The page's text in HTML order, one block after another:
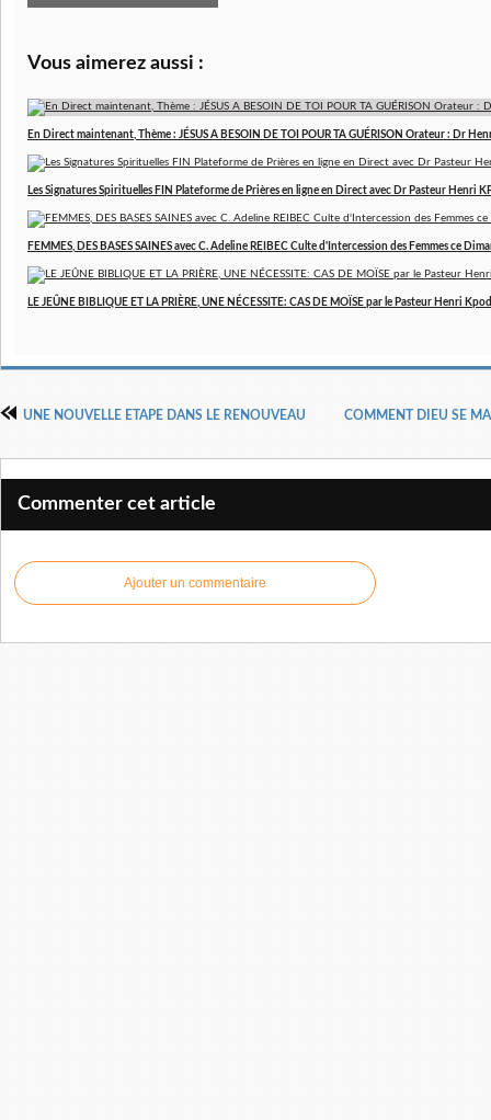
Vous aimerez aussi :
En Direct maintenant, Thème : JÉSUS A BESOIN DE TOI POUR TA GUÉRISON Orateur : Dr
Les Signatures Spirituelles FIN Plateforme de Prières en ligne en Direct avec Dr Pasteur Henri
FEMMES, DES BASES SAINES avec C. Adeline REIBEC Culte d'Intercession des Femmes ce
LE JEÛNE BIBLIQUE ET LA PRIÈRE, UNE NÉCESSITE: CAS DE MOÏSE par le Pasteur Henri
UNE NOUVELLE ETAPE DANS LE RENOUVEAU COMMENT DIEU SE
Commenter cet article
Ajouter un commentaire